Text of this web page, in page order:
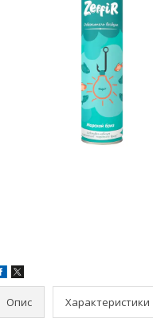
Опис Характеристики